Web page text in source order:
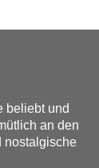
beliebt und
an den
nostalgische